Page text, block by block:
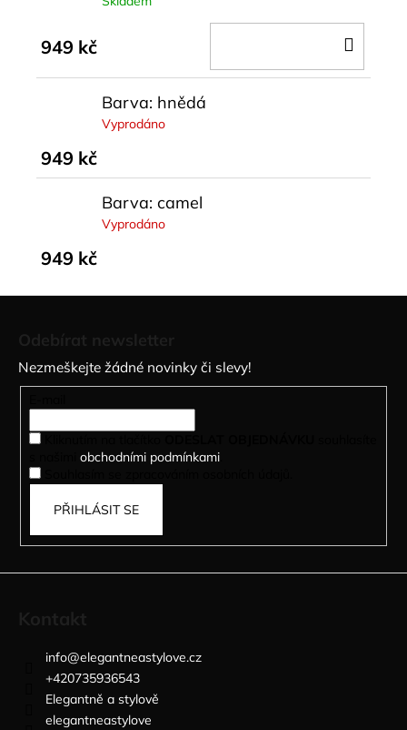
949 kč
Barva: hnědá
Vyprodáno
949 kč
Barva: camel
Vyprodáno
949 kč
Nezmeškejte žádné novinky či slevy!
obchodními podmínkami.
PŘIHLÁSIT SE
info@elegantneastylove.cz
+420735936543
Elegantně a stylově
elegantneastylove